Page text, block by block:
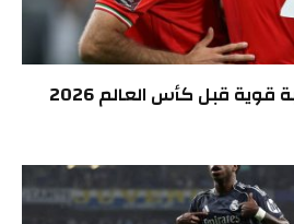
قبل كأس العالم 2026